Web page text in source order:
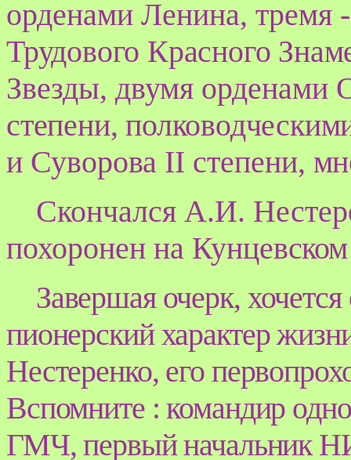
орденами Ленина, тремя
Трудового Красного
Звезды, двумя орденами
степени,
и Суворова II степени,
Скончался А.И.
похоронен на Кунцев
Завершая очерк, хочется
пионерский характер
Нестеренко, его
Вспомните : командир
ГМЧ, первый начальник